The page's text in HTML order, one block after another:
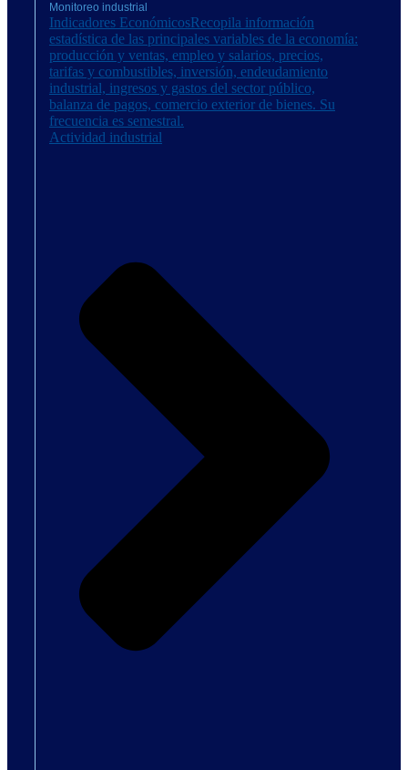
Monitoreo industrial
Indicadores EconómicosRecopila información
estadística de las principales variables de la economía:
producción y ventas, empleo y salarios, precios,
tarifas y combustibles, inversión, endeudamiento
industrial, ingresos y gastos del sector público,
balanza de pagos, comercio exterior de bienes. Su
frecuencia es semestral.
Actividad industrial